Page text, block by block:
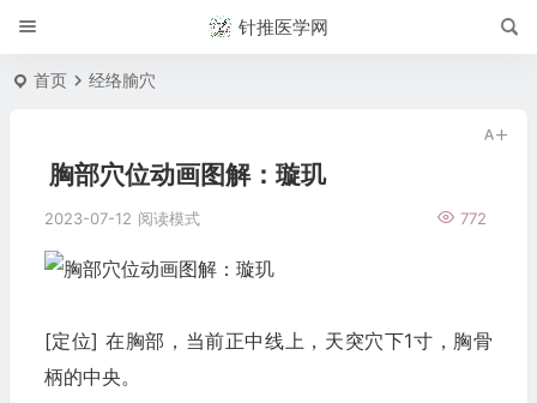
针推医学网
首页 经络腧穴
胸部穴位动画图解：璇玑
2023-07-12 772
阅读模式
[定位] 在胸部，当前正中线上，天突穴下1寸，胸骨
柄的中央。